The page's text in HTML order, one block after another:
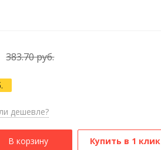
383.70 руб.
дешевле?
В корзину Купить в 1 клик